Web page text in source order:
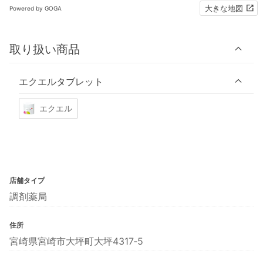
Powered by GOGA 大きな地図
取り扱い商品
エクエルタブレット
エクエル
店舗タイプ
調剤薬局
住所
宮崎県宮崎市大坪町大坪4317‐5